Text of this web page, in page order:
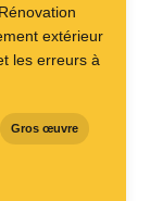
extérieur
les erreurs à
Gros œuvre